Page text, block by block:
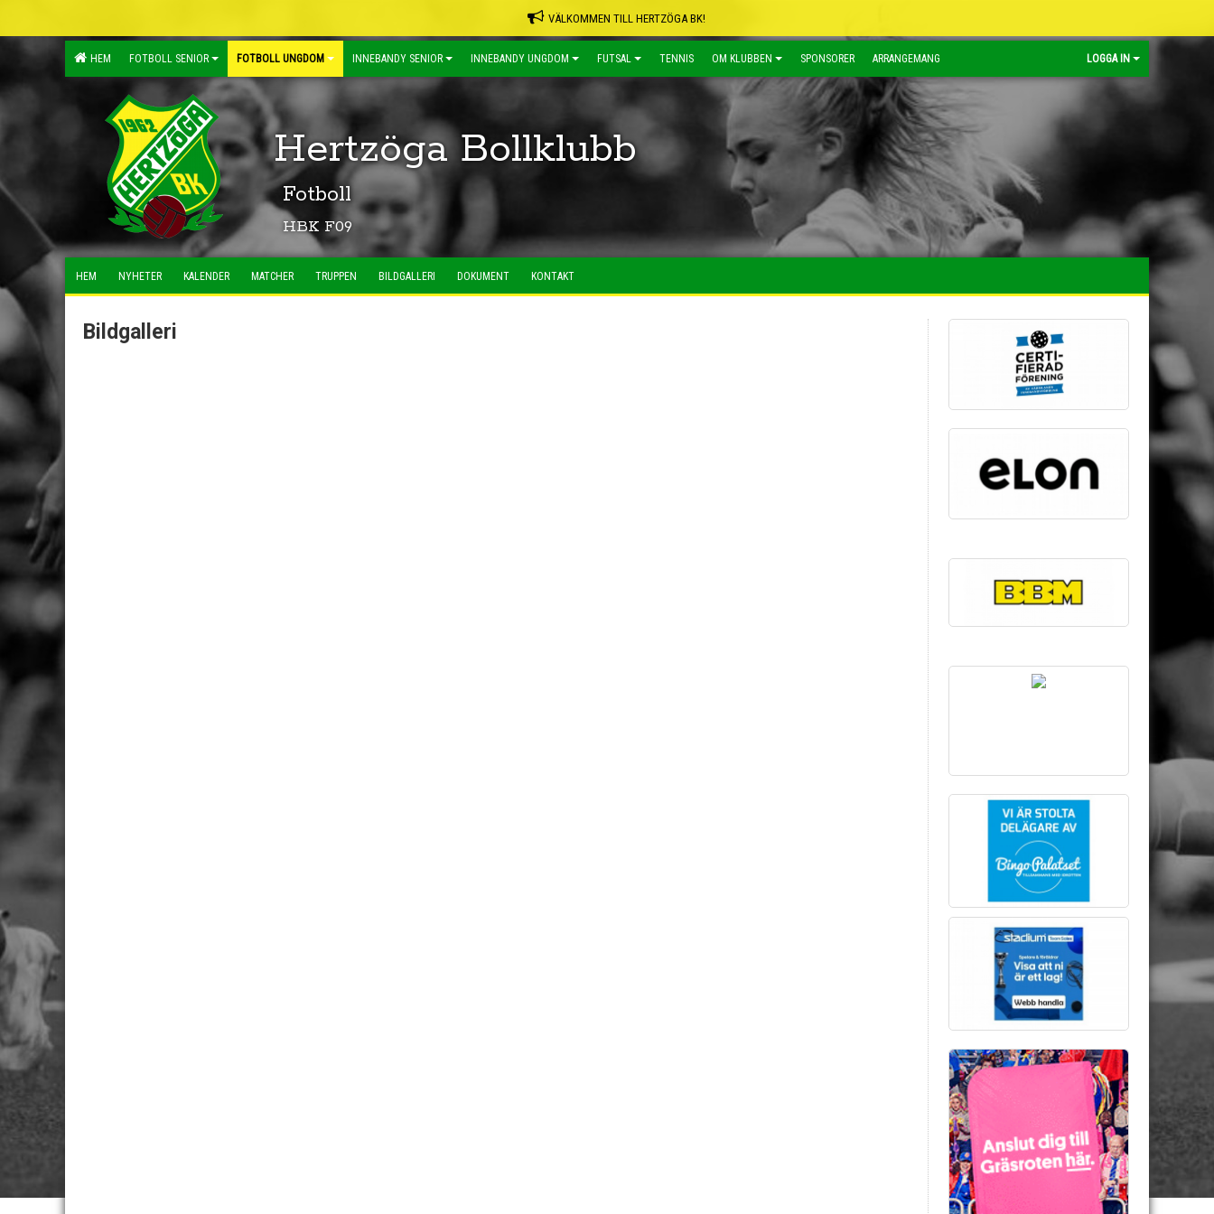
VÄLKOMMEN TILL HERTZÖGA BK!
HEM FOTBOLL SENIOR FOTBOLL UNGDOM INNEBANDY SENIOR INNEBANDY UNGDOM FUTSAL TENNIS OM KLUBBEN SPONSORER ARRANGEMANG LOGGA IN
Hertzöga Bollklubb
Fotboll
HBK F09
HEM NYHETER KALENDER MATCHER TRUPPEN BILDGALLERI DOKUMENT KONTAKT
Bildgalleri